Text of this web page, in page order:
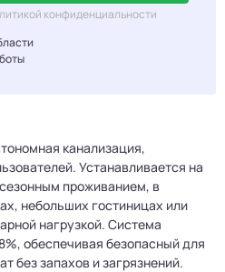
конфиденциальности
канализация,
Устанавливается на
проживанием, в
небольших гостиницах или
нагрузкой. Система
обеспечивая безопасный для
без запахов и загрязнений.